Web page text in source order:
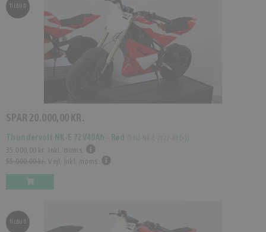
TILBUD
SPAR 20.000,00 KR.
Thundervolt NK-E 72V40Ah - Rød ( THU-NK-E-2022-RED-1
35.000,00 kr.
Inkl. moms.
55.000,00 kr. Vejl. inkl. moms.
TILBUD